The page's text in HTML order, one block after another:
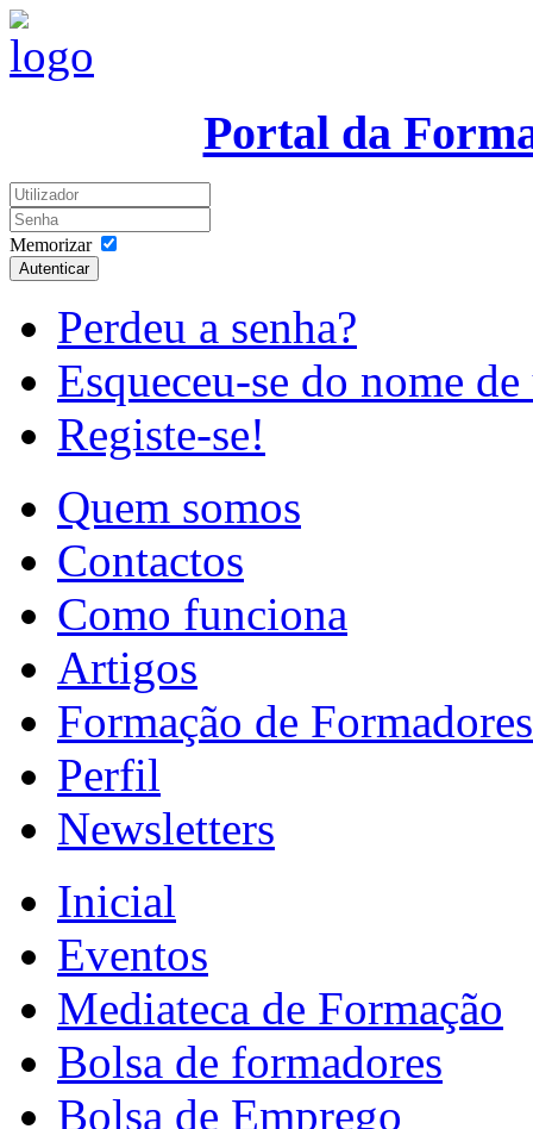
Portal da
Memorizar
Autenticar
Perdeu a senha?
Esqueceu-se do nome
Registe-se!
Quem somos
Contactos
Como funciona
Artigos
Formação de Formadores
Perfil
Newsletters
Inicial
Eventos
Mediateca de Formação
Bolsa de formadores
Bolsa de Emprego